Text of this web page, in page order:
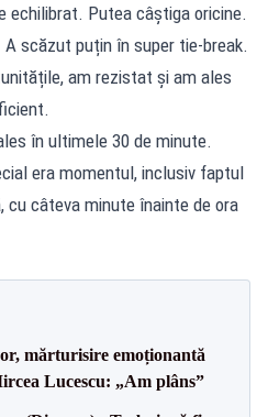
echilibrat. Putea câștiga oricine.
scăzut puțin în super tie-break.
am rezistat și am ales
în ultimele 30 de minute.
era momentul, inclusiv faptul
câteva minute înainte de ora
mărturisire emoționantă
Lucescu: „Am plâns”